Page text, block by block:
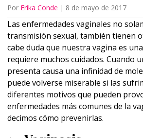
Por Erika Conde | 8 de mayo de 2017
Las enfermedades vaginales no
transmisión sexual, también tienen
cabe duda que nuestra vagina es
requiere muchos cuidados. Cuando
presenta causa una infinidad de
puede volverse miserable si las
diferentes motivos que pueden
enfermedades más comunes de la
decimos cómo prevenirlas.